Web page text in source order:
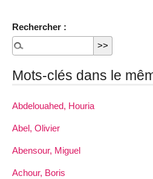
Rechercher :
Mots-clés dans le
Abdelouahed, Houria
Abel, Olivier
Abensour, Miguel
Achour, Boris